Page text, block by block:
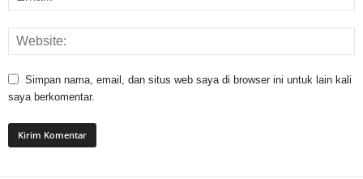
Simpan nama, email, dan situs web saya di browser ini untuk lain kali
saya berkomentar.